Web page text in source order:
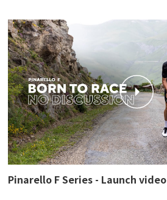
Pinarello F Series - Launch video